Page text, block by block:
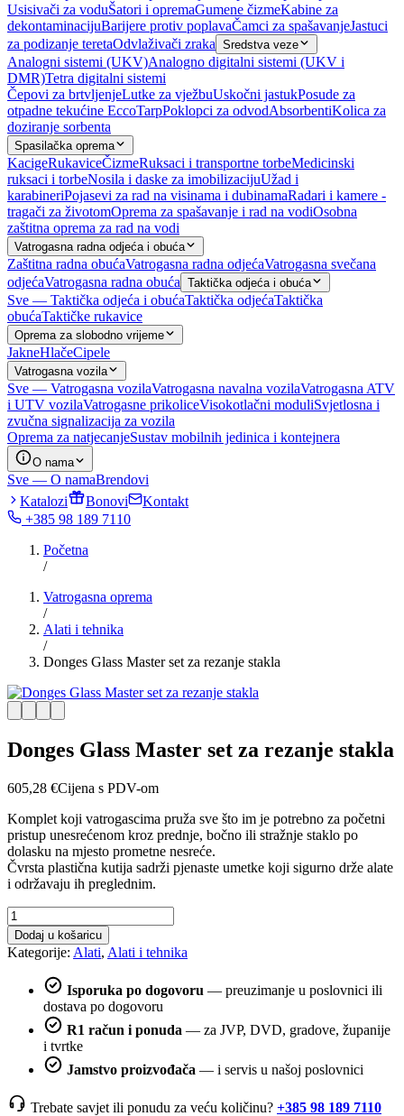
Usisivači za voduŠatori i opremaGumene čizmeKabine za
dekontaminacijuBarijere protiv poplavaČamci za spašavanjeJastuci
za podizanje teretaOdvlaživači zraka Sredstva veze
Analogni sistemi (UKV)Analogno digitalni sistemi (UKV i
DMR)Tetra digitalni sistemi
Čepovi za brtvljenjeLutke za vježbuUskočni jastukPosude za
otpadne tekućine EccoTarpPoklopci za odvodAbsorbentiKolica za
doziranje sorbenta
Spasilačka oprema
KacigeRukaviceČizmeRuksaci i transportne torbeMedicinski
ruksaci i torbeNosila i daske za imobilizacijuUžad i
karabineriPojasevi za rad na visinama i dubinamaRadari i kamere -
tragači za životomOprema za spašavanje i rad na vodiOsobna
zaštitna oprema za rad na vodi
Vatrogasna radna odjeća i obuća
Zaštitna radna obućaVatrogasna radna odjećaVatrogasna svečana
odjećaVatrogasna radna obuća Taktička odjeća i obuća
Sve — Taktička odjeća i obućaTaktička odjećaTaktička
obućaTaktičke rukavice
Oprema za slobodno vrijeme
JakneHlačeCipele
Vatrogasna vozila
Sve — Vatrogasna vozilaVatrogasna navalna vozilaVatrogasna ATV
i UTV vozilaVatrogasne prikoliceVisokotlačni moduliSvjetlosna i
zvučna signalizacija za vozila
Oprema za natjecanjeSustav mobilnih jedinica i kontejnera
O nama
Sve — O namaBrendovi
Katalozi
Bonovi
Kontakt
+385 98 189 7110
Početna
/
Vatrogasna oprema
/
Alati i tehnika
/
Donges Glass Master set za rezanje stakla
Donges Glass Master set za rezanje stakla
605,28 €Cijena s PDV-om
Komplet koji vatrogascima pruža sve što im je potrebno za početni
pristup unesrećenom kroz prednje, bočno ili stražnje staklo po
dolasku na mjesto prometne nesreće.
Čvrsta plastična kutija sadrži pjenaste umetke koji sigurno drže alate
i održavaju ih preglednim.
Donges
Glass
Master
set
rezanje
količina
Dodaj u košaricu
Kategorije: Alati, Alati i tehnika
Isporuka po dogovoru — preuzimanje u poslovnici ili
dostava po dogovoru
R1 račun i ponuda — za JVP, DVD, gradove, županije
i tvrtke
Jamstvo proizvođača — i servis u našoj poslovnici
Trebate savjet ili ponudu za veću količinu? +385 98 189 7110